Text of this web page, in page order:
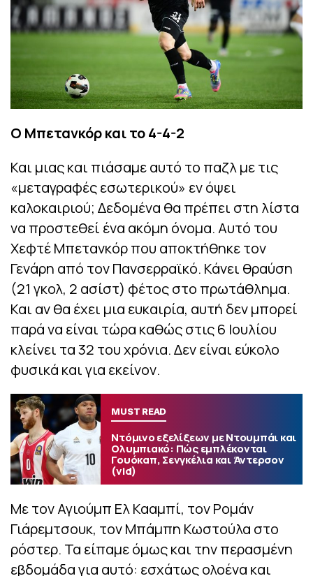
Ο Μπετανκόρ και το 4-4-2
Και μιας και πιάσαμε αυτό το παζλ με τις
«μεταγραφές εσωτερικού» εν όψει
καλοκαιριού; Δεδομένα θα πρέπει στη λίστα
να προστεθεί ένα ακόμη όνομα. Αυτό του
Χεφτέ Μπετανκόρ που αποκτήθηκε τον
Γενάρη από τον Πανσερραϊκό. Κάνει θραύση
(21 γκολ, 2 ασίστ) φέτος στο πρωτάθλημα.
Και αν θα έχει μια ευκαιρία, αυτή δεν μπορεί
παρά να είναι τώρα καθώς στις 6 Ιουλίου
κλείνει τα 32 του χρόνια. Δεν είναι εύκολο
φυσικά και για εκείνον.
MUST READ
Ντόμινο εξελίξεων με Ντουμπάι και
Ολυμπιακό: Πώς εμπλέκονται
Γουόκαπ, Σενγκέλια και Άντερσον
(vid)
Με τον Αγιούμπ Ελ Κααμπί, τον Ρομάν
Γιάρεμτσουκ, τον Μπάμπη Κωστούλα στο
ρόστερ. Τα είπαμε όμως και την περασμένη
εβδομάδα για αυτό: εσχάτως ολοένα και